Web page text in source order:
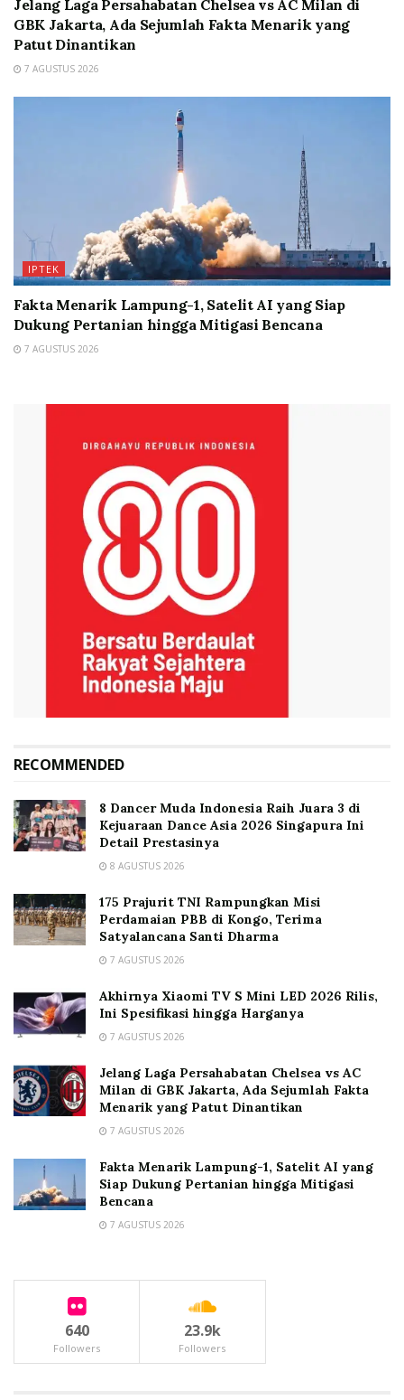
Jelang Laga Persahabatan Chelsea vs AC Milan di
GBK Jakarta, Ada Sejumlah Fakta Menarik yang
Patut Dinantikan
7 AGUSTUS 2026
IPTEK
Fakta Menarik Lampung-1, Satelit AI yang Siap
Dukung Pertanian hingga Mitigasi Bencana
7 AGUSTUS 2026
RECOMMENDED
8 Dancer Muda Indonesia Raih Juara 3 di
Kejuaraan Dance Asia 2026 Singapura Ini
Detail Prestasinya
8 AGUSTUS 2026
175 Prajurit TNI Rampungkan Misi
Perdamaian PBB di Kongo, Terima
Satyalancana Santi Dharma
7 AGUSTUS 2026
Akhirnya Xiaomi TV S Mini LED 2026 Rilis,
Ini Spesifikasi hingga Harganya
7 AGUSTUS 2026
Jelang Laga Persahabatan Chelsea vs AC
Milan di GBK Jakarta, Ada Sejumlah Fakta
Menarik yang Patut Dinantikan
7 AGUSTUS 2026
Fakta Menarik Lampung-1, Satelit AI yang
Siap Dukung Pertanian hingga Mitigasi
Bencana
7 AGUSTUS 2026
640
Followers
23.9k
Followers